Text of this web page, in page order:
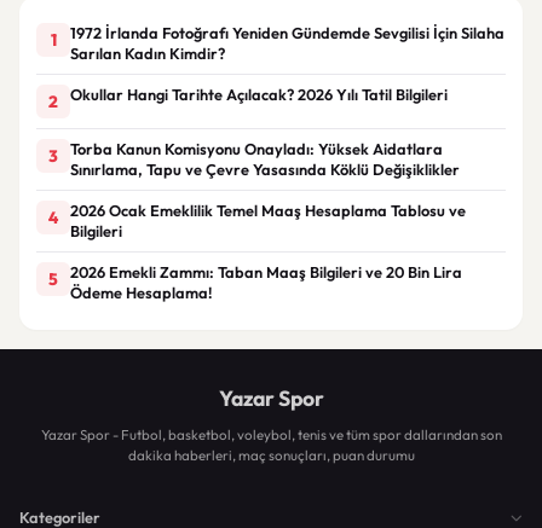
1
1972 İrlanda Fotoğrafı Yeniden Gündemde Sevgilisi İçin Silaha
Sarılan Kadın Kimdir?
2 Okullar Hangi Tarihte Açılacak? 2026 Yılı Tatil Bilgileri
3
Torba Kanun Komisyonu Onayladı: Yüksek Aidatlara
Sınırlama, Tapu ve Çevre Yasasında Köklü Değişiklikler
4
2026 Ocak Emeklilik Temel Maaş Hesaplama Tablosu ve
Bilgileri
5
2026 Emekli Zammı: Taban Maaş Bilgileri ve 20 Bin Lira
Ödeme Hesaplama!
Yazar Spor
Yazar Spor - Futbol, basketbol, voleybol, tenis ve tüm spor dallarından son
dakika haberleri, maç sonuçları, puan durumu
Kategoriler